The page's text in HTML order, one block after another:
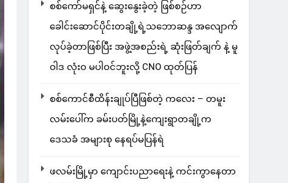
စစ်ကော်မရှင်နဲ့ ဆွေးနွေးခဲ့တဲ့ ဖြစ်စဉ်ဟာ
ခေါင်းဆောင်ပိုင်းတချို့ရဲ့သဘောဆန္ဒ အလျောက်
လုပ်ခဲ့တာဖြစ်ပြီး အဖွဲ့အစည်းရဲ့ ဆုံးဖြတ်ချက် နဲ့ မူ
ဝါဒ လုံးဝ မပါဝင်ဘူးလို့ CNO ထုတ်ပြန်
စစ်ကောင်စီထိန်းချုပ်ပြီဖြစ်တဲ့ ကလေး – တမူး
လမ်းပေါ်က ခမ်းပတ်မြို့နဲ့ကျေးရွာတချို့က
ဒေသခံ အများစု နေရပ်မပြန်ရဲ
ဖလမ်းမြို့မှာ ကျောင်းပညာရေးနဲ့ ကင်းကွာနေတာ